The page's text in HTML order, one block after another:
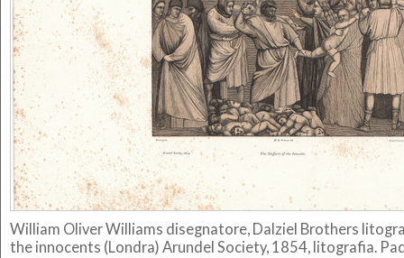
William Oliver Williams disegnatore, Dalziel Brothers
the innocents (Londra) Arundel Society, 1854, litografia.